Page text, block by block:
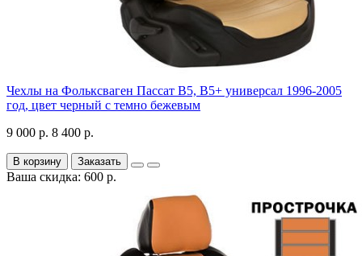
Чехлы на Фольксваген Пассат В5, В5+ универсал 1996-2005
год, цвет черный с темно бежевым
9 000 р. 8 400 р.
В корзину Заказать
Ваша скидка: 600 р.